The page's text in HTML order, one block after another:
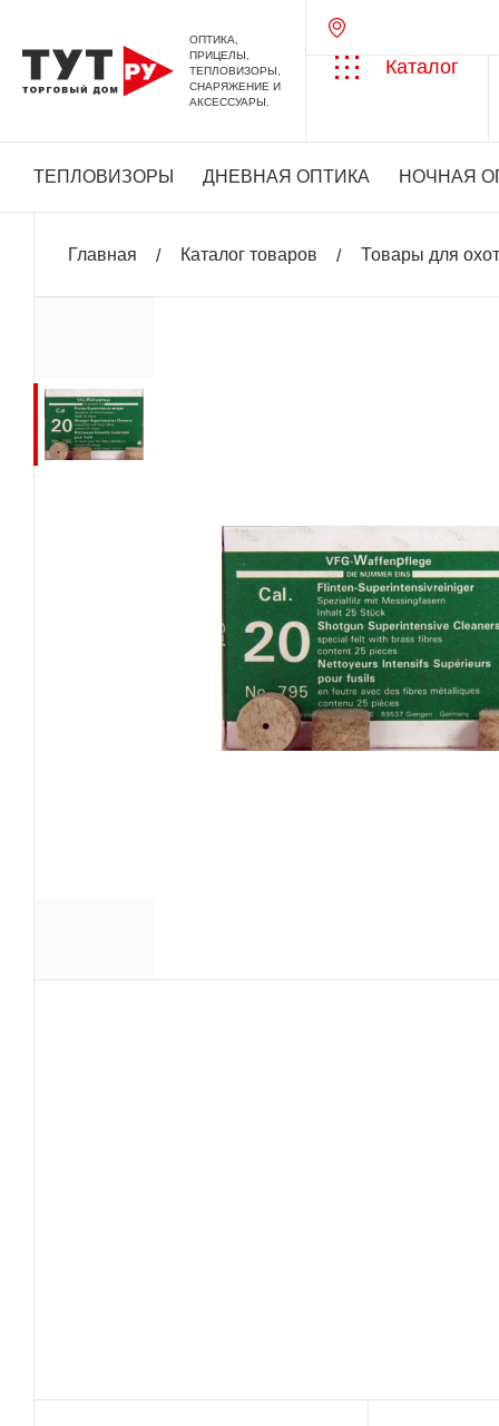
ОПТИКА,
ПРИЦЕЛЫ,
ТЕПЛОВИЗОРЫ,
СНАРЯЖЕНИЕ И
АКСЕССУАРЫ.
Каталог
ТЕПЛОВИЗОРЫ ДНЕВНАЯ ОПТИКА НОЧНАЯ
Главная Каталог товаров Товары для